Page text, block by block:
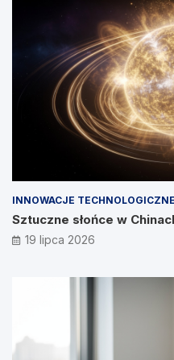
INNOWACJE TECHNOLOGICZNE
Sztuczne słońce w
19 lipca 2026